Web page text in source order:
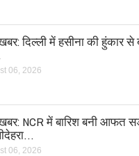
दिल्ली में हसीना की हुंकार से
06, 2026
NCR में बारिश बनी आफत
06, 2026